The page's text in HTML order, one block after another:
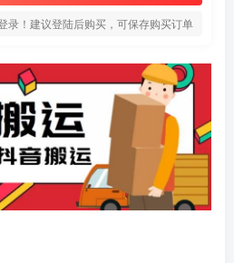
录！建议登陆后购买，可保存购买订单